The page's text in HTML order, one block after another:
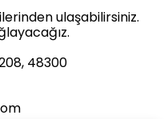
ulaşabilirsiniz.
48300